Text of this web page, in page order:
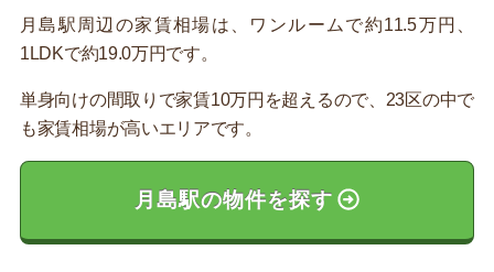
月島駅周辺の家賃相場は、ワンルームで約11.5万円、
1LDKで約19.0万円です。
単身向けの間取りで家賃10万円を超えるので、23区の中で
も家賃相場が高いエリアです。
月島駅の物件を探す